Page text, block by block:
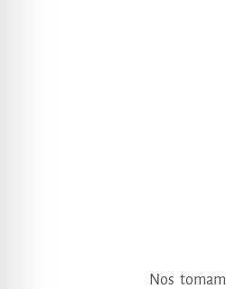
Nos